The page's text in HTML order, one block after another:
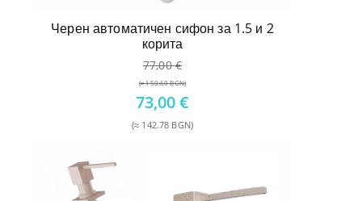
Черен автоматичен сифон за 1.5 и 2
корита
77,00€
(≈ 150.60 BGN)
Original
price
was:
73,00€
(≈ 142.78 BGN)
73,00 €.